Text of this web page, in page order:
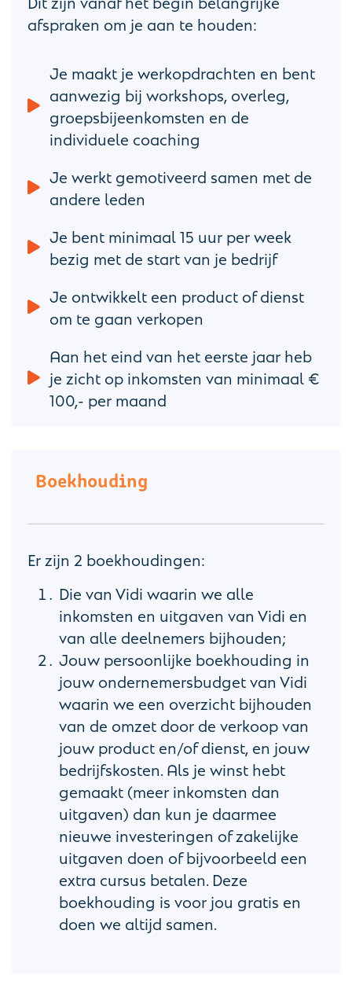
afspraken om je aan te houden:
Je maakt je werkopdrachten en bent
aanwezig bij workshops, overleg,
groepsbijeenkomsten en de
individuele coaching
Je werkt gemotiveerd samen met de
andere leden
Je bent minimaal 15 uur per week
bezig met de start van je bedrijf
Je ontwikkelt een product of dienst
om te gaan verkopen
Aan het eind van het eerste jaar heb
je zicht op inkomsten van minimaal €
100,- per maand
Boekhouding
Er zijn 2 boekhoudingen:
Die van Vidi waarin we alle
inkomsten en uitgaven van Vidi en
van alle deelnemers bijhouden;
Jouw persoonlijke boekhouding in
jouw ondernemersbudget van Vidi
waarin we een overzicht bijhouden
van de omzet door de verkoop van
jouw product en/of dienst, en jouw
bedrijfskosten. Als je winst hebt
gemaakt (meer inkomsten dan
uitgaven) dan kun je daarmee
nieuwe investeringen of zakelijke
uitgaven doen of bijvoorbeeld een
extra cursus betalen. Deze
boekhouding is voor jou gratis en
doen we altijd samen.